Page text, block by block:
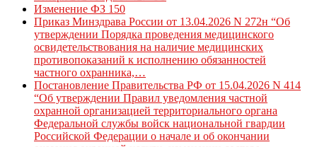
Изменение ФЗ 150
Приказ Минздрава России от 13.04.2026 N 272н “Об
утверждении Порядка проведения медицинского
освидетельствования на наличие медицинских
противопоказаний к исполнению обязанностей
частного охранника,…
Постановление Правительства РФ от 15.04.2026 N 414
“Об утверждении Правил уведомления частной
охранной организацией территориального органа
Федеральной службы войск национальной гвардии
Российской Федерации о начале и об окончании